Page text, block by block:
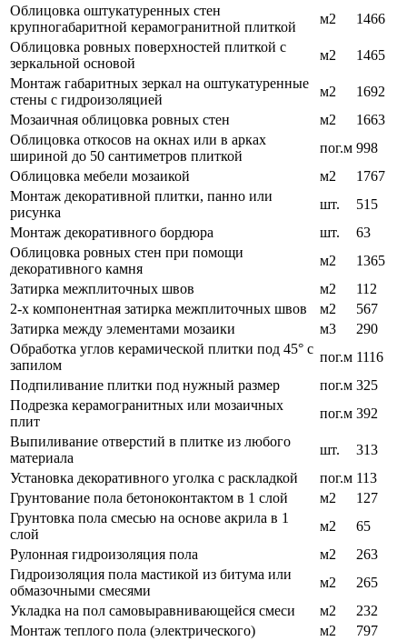
Облицовка оштукатуренных стен
крупногабаритной керамогранитной плиткой
м2
1466
Облицовка ровных поверхностей плиткой с
зеркальной основой
м2
1465
Монтаж габаритных зеркал на оштукатуренные
стены с гидроизоляцией
м2
1692
Мозаичная облицовка ровных стен
м2
1663
Облицовка откосов на окнах или в арках
шириной до 50 сантиметров плиткой
пог.м 998
Облицовка мебели мозаикой
м2
1767
Монтаж декоративной плитки, панно или
рисунка
шт.
515
Монтаж декоративного бордюра
шт.
63
Облицовка ровных стен при помощи
декоративного камня
м2
1365
Затирка межплиточных швов
м2
112
2-х компонентная затирка межплиточных швов
м2
567
Затирка между элементами мозаики
м3
290
Обработка углов керамической плитки под 45° с
запилом
пог.м 1116
Подпиливание плитки под нужный размер
пог.м 325
Подрезка керамогранитных или мозаичных
плит
пог.м 392
Выпиливание отверстий в плитке из любого
материала
шт.
313
Установка декоративного уголка с раскладкой
пог.м 113
Грунтование пола бетоноконтактом в 1 слой
м2
127
Грунтовка пола смесью на основе акрила в 1
слой
м2
65
Рулонная гидроизоляция пола
м2
263
Гидроизоляция пола мастикой из битума или
обмазочными смесями
м2
265
Укладка на пол самовыравнивающейся смеси
м2
232
Монтаж теплого пола (электрического)
м2 797